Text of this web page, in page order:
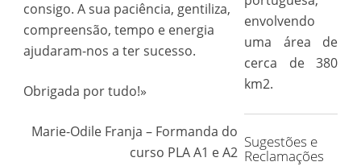
consigo. A sua paciência, gentiliza,
compreensão, tempo e energia
ajudaram-nos a ter sucesso.
Obrigada por tudo!»
Marie-Odile Franja – Formanda do
curso PLA A1 e A2
envolvendo
uma área de
cerca de 380
km2.
Sugestões e
Reclamações